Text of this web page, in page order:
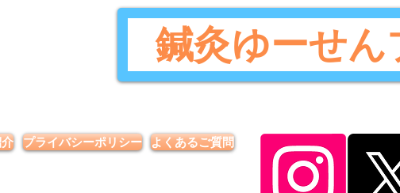
鍼灸ゆーせん
プライバシーポリシー よくあるご質問